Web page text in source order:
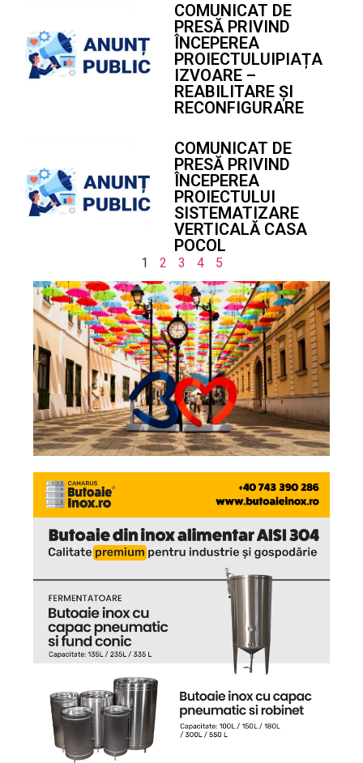
COMUNICAT DE
PRESĂ PRIVIND
ÎNCEPEREA
PROIECTULUIPIAȚA
IZVOARE –
REABILITARE ȘI
RECONFIGURARE
COMUNICAT DE
PRESĂ PRIVIND
ÎNCEPEREA
PROIECTULUI
SISTEMATIZARE
VERTICALĂ CASA
POCOL
1 2 3 4 5